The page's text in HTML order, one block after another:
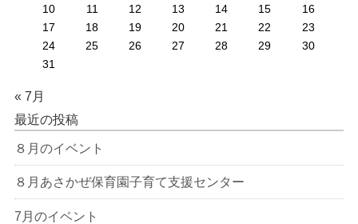
10
11 12 13 14 15
16
17
18 19 20 21 22
23
24
25 26 27 28 29
30
31
« 7月
最近の投稿
８月のイベント
８月あさかぜ保育園子育て支援センター
7月のイベント